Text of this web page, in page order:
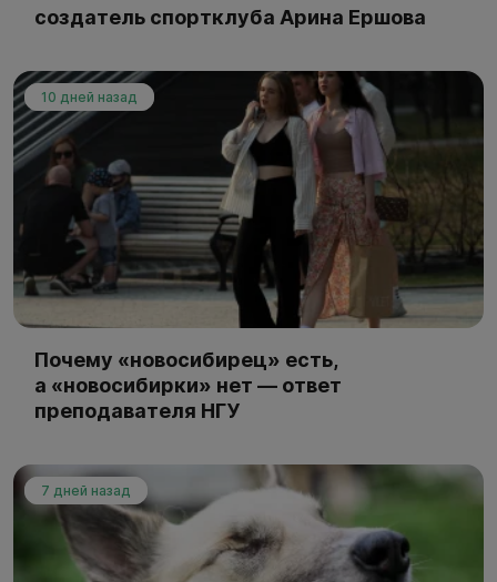
создатель спортклуба Арина Ершова
10 дней назад
Почему «новосибирец» есть,
а «новосибирки» нет — ответ
преподавателя НГУ
7 дней назад